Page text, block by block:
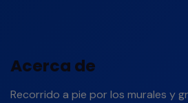
Acerca de
Recorrido a pie por los murales y